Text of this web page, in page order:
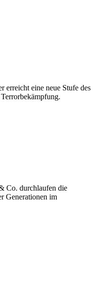
erreicht eine neue Stufe des
Co. durchlaufen die
Generationen im